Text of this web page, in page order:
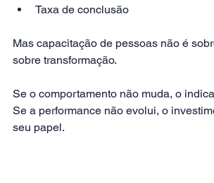
Taxa de conclusão
Mas capacitação de pessoas não é
sobre transformação.
Se o comportamento não muda, o
Se a performance não evolui, o
seu papel.